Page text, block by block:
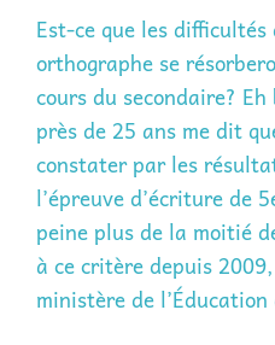
Est-ce que les difficultés
orthographe se
cours du secondaire?
près de 25 ans me dit
constater par les
l’épreuve d’écriture de
peine plus de la moitié
à ce critère depuis
ministère de l’Éducation